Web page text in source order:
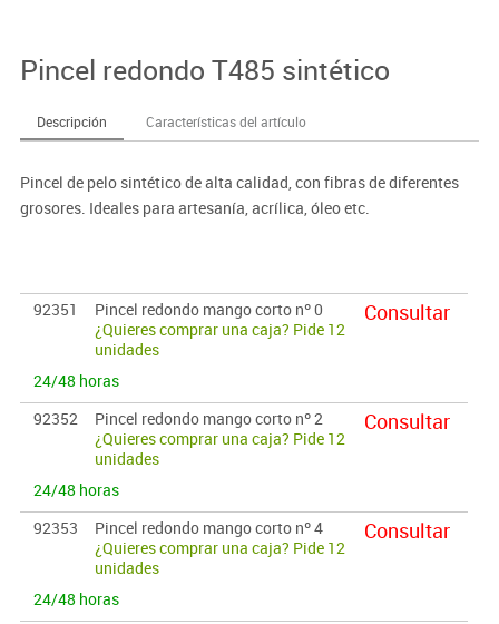
Pincel redondo T485 sintético
Descripción Características del artículo
Pincel de pelo sintético de alta calidad, con fibras de diferentes
grosores. Ideales para artesanía, acrílica, óleo etc.
92351
Pincel redondo mango corto nº 0
¿Quieres comprar una caja? Pide 12
unidades
24/48 horas
Consultar
92352
Pincel redondo mango corto nº 2
¿Quieres comprar una caja? Pide 12
unidades
24/48 horas
Consultar
92353
Pincel redondo mango corto nº 4
¿Quieres comprar una caja? Pide 12
unidades
24/48 horas
Consultar